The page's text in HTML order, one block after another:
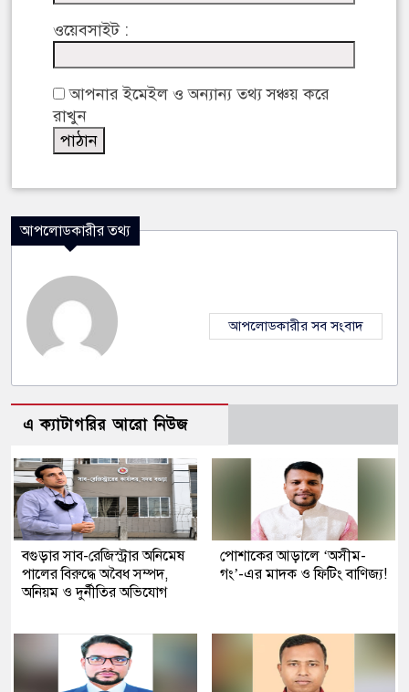
ওয়েবসাইট :
আপনার ইমেইল ও অন্যান্য তথ্য সঞ্চয় করে
রাখুন
আপলোডকারীর তথ্য
আপলোডকারীর সব সংবাদ
এ ক্যাটাগরির আরো নিউজ
বগুড়ার সাব-রেজিস্ট্রার অনিমেষ
পালের বিরুদ্ধে অবৈধ সম্পদ,
অনিয়ম ও দুর্নীতির অভিযোগ
পোশাকের আড়ালে ‘অসীম-
গং’-এর মাদক ও ফিটিং বাণিজ্য!